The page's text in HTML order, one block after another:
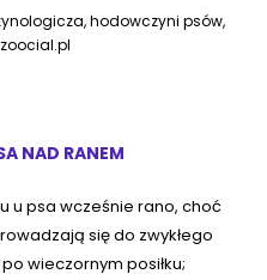
hodowczyni psów,
NAD RANEM
u psa wcześnie rano, choć
się do zwykłego
wieczornym posiłku;